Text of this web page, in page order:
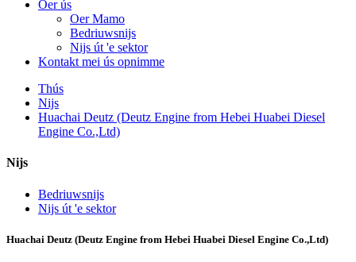
Oer ús
Oer Mamo
Bedriuwsnijs
Nijs út 'e sektor
Kontakt mei ús opnimme
Thús
Nijs
Huachai Deutz (Deutz Engine from Hebei Huabei Diesel
Engine Co.,Ltd)
Nijs
Bedriuwsnijs
Nijs út 'e sektor
Huachai Deutz (Deutz Engine from Hebei Huabei Diesel Engine Co.,Ltd)